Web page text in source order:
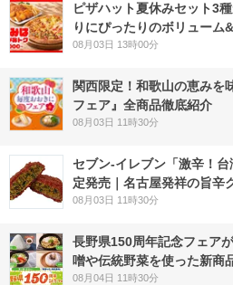
ピザハット夏休みセット3
りにぴったりのボリューム
08月03日 13時00分
関西限定！和歌山の恵みを
フェア』全商品徹底紹介
08月03日 11時30分
セブン-イレブン「激辛！
定発売｜名古屋発祥の旨辛
08月03日 11時30分
長野県150周年記念フェア
噌や伝統野菜を使った新商
08月04日 11時30分